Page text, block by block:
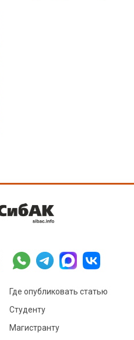
Где опубликовать статью
Студенту
Магистранту